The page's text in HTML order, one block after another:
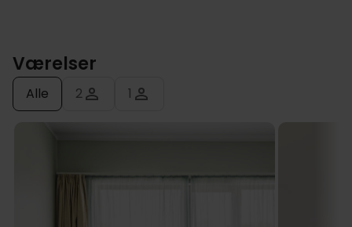
Værelser
Alle 2 1